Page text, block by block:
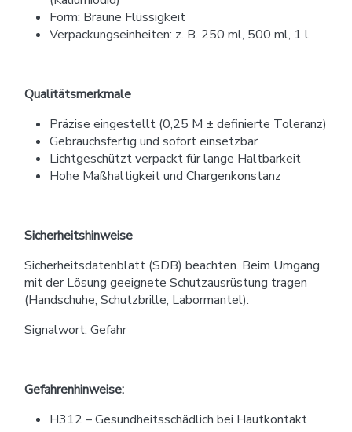
Form: Braune Flüssigkeit
Verpackungseinheiten: z. B. 250 ml, 500 ml, 1 l
Qualitätsmerkmale
Präzise eingestellt (0,25 M ± definierte Toleranz)
Gebrauchsfertig und sofort einsetzbar
Lichtgeschützt verpackt für lange Haltbarkeit
Hohe Maßhaltigkeit und Chargenkonstanz
Sicherheitshinweise
Sicherheitsdatenblatt (SDB) beachten. Beim Umgang
mit der Lösung geeignete Schutzausrüstung tragen
(Handschuhe, Schutzbrille, Labormantel).
Signalwort: Gefahr
Gefahrenhinweise:
H312 – Gesundheitsschädlich bei Hautkontakt